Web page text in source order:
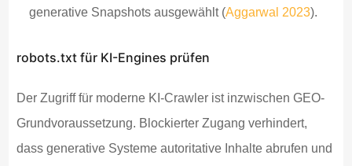
generative Snapshots ausgewählt (Aggarwal 2023).
robots.txt für KI-Engines prüfen
Der Zugriff für moderne KI-Crawler ist inzwischen GEO-
Grundvoraussetzung. Blockierter Zugang verhindert,
dass generative Systeme autoritative Inhalte abrufen und